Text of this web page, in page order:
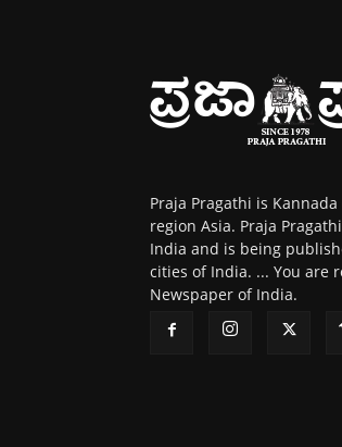
Praja Pragathi is
region Asia. Praja
India and is being
cities of India. ... You are
Newspaper of India.